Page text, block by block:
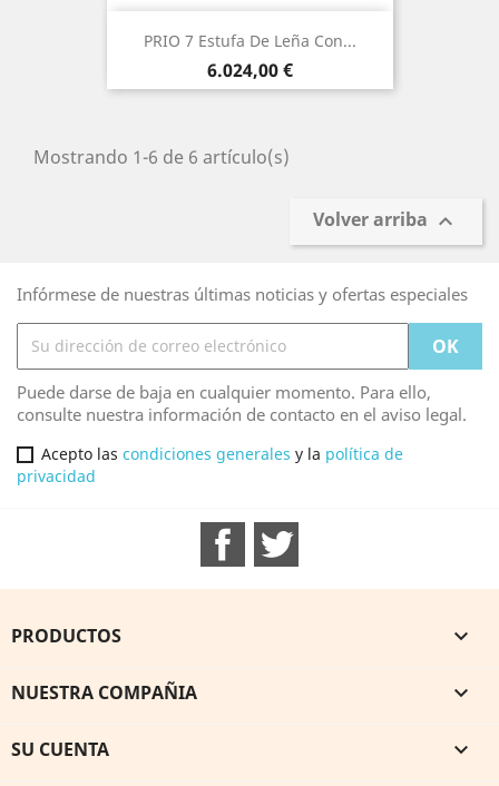
PRIO 7 Estufa De Leña Con...
Precio
6.024,00 €
Mostrando 1-6 de 6 artículo(s)
Volver arriba 
Infórmese de nuestras últimas noticias y ofertas especiales
Puede darse de baja en cualquier momento. Para ello,
consulte nuestra información de contacto en el aviso legal.
Acepto las condiciones generales y la política de
privacidad
Facebook
PRODUCTOS 
NUESTRA COMPAÑIA 
SU CUENTA 